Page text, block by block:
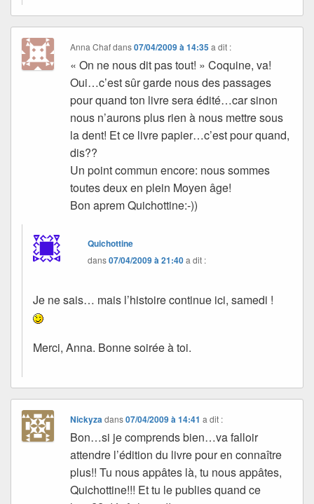
Anna Chafdans07/04/2009 à 14:35 a dit :
« On ne nous dit pas tout! » Coquine, va!
Oui…c’est sûr garde nous des passages
pour quand ton livre sera édité…car sinon
nous n’aurons plus rien à nous mettre sous
la dent! Et ce livre papier…c’est pour quand,
dis??
Un point commun encore: nous sommes
toutes deux en plein Moyen âge!
Bon aprem Quichottine:-))
Quichottine
dans07/04/2009 à 21:40a dit :
Je ne sais… mais l’histoire continue ici, samedi !
Merci, Anna. Bonne soirée à toi.
Nickyza dans07/04/2009 à 14:41 a dit :
Bon…si je comprends bien…va falloir
attendre l’édition du livre pour en connaître
plus!! Tu nous appâtes là, tu nous appâtes,
Quichottine!!! Et tu le publies quand ce